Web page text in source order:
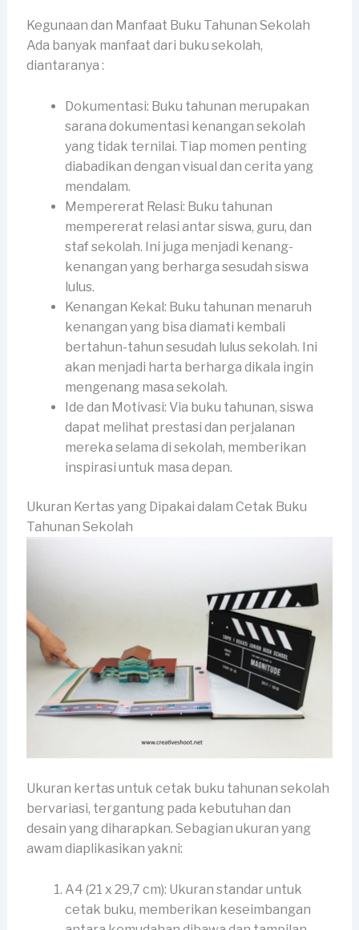
Kegunaan dan Manfaat Buku Tahunan Sekolah
Ada banyak manfaat dari buku sekolah,
diantaranya :
Dokumentasi: Buku tahunan merupakan
sarana dokumentasi kenangan sekolah
yang tidak ternilai. Tiap momen penting
diabadikan dengan visual dan cerita yang
mendalam.
Mempererat Relasi: Buku tahunan
mempererat relasi antar siswa, guru, dan
staf sekolah. Ini juga menjadi kenang-
kenangan yang berharga sesudah siswa
lulus.
Kenangan Kekal: Buku tahunan menaruh
kenangan yang bisa diamati kembali
bertahun-tahun sesudah lulus sekolah. Ini
akan menjadi harta berharga dikala ingin
mengenang masa sekolah.
Ide dan Motivasi: Via buku tahunan, siswa
dapat melihat prestasi dan perjalanan
mereka selama di sekolah, memberikan
inspirasi untuk masa depan.
Ukuran Kertas yang Dipakai dalam Cetak Buku
Tahunan Sekolah
Ukuran kertas untuk cetak buku tahunan sekolah
bervariasi, tergantung pada kebutuhan dan
desain yang diharapkan. Sebagian ukuran yang
awam diaplikasikan yakni:
A4 (21 x 29,7 cm): Ukuran standar untuk
cetak buku, memberikan keseimbangan